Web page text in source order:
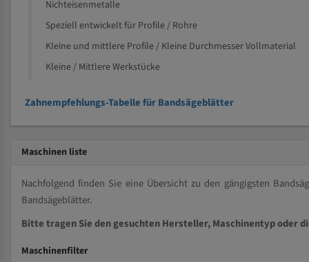
Nichteisenmetalle
Speziell entwickelt für Profile / Rohre
Kleine und mittlere Profile / Kleine Durchmesser Vollmaterial
Kleine / Mittlere Werkstücke
Zahnempfehlungs-Tabelle für Bandsägeblätter
Maschinen liste
Nachfolgend finden Sie eine Übersicht zu den gängigsten
Bandsägeblätter.
Bitte tragen Sie den gesuchten Hersteller, Maschinentyp oder
Maschinenfilter